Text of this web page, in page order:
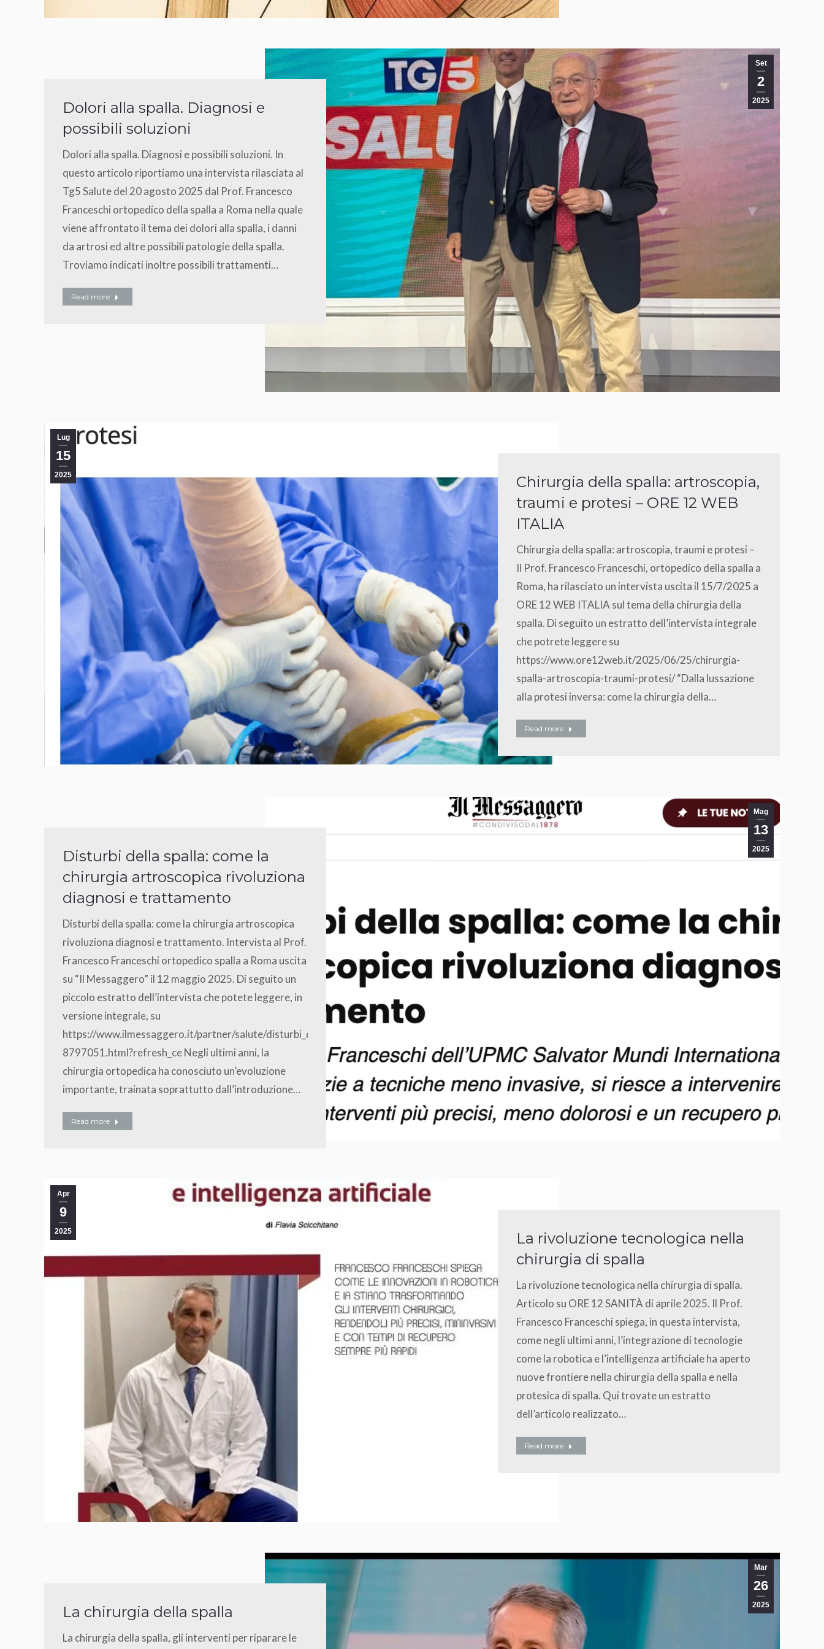
Set
2
2025
Dolori alla spalla. Diagnosi e
possibili soluzioni
Dolori alla spalla. Diagnosi e possibili soluzioni. In
questo articolo riportiamo una intervista rilasciata al
Tg5 Salute del 20 agosto 2025 dal Prof. Francesco
Franceschi ortopedico della spalla a Roma nella quale
viene affrontato il tema dei dolori alla spalla, i danni
da artrosi ed altre possibili patologie della spalla.
Troviamo indicati inoltre possibili trattamenti…
Read more
Lug
15
2025
Chirurgia della spalla: artroscopia,
traumi e protesi – ORE 12 WEB
ITALIA
Chirurgia della spalla: artroscopia, traumi e protesi –
Il Prof. Francesco Franceschi, ortopedico della spalla a
Roma, ha rilasciato un intervista uscita il 15/7/2025 a
ORE 12 WEB ITALIA sul tema della chirurgia della
spalla. Di seguito un estratto dell’intervista integrale
che potrete leggere su
https://www.ore12web.it/2025/06/25/chirurgia-
spalla-artroscopia-traumi-protesi/ “Dalla lussazione
alla protesi inversa: come la chirurgia della…
Read more
Mag
13
2025
Disturbi della spalla: come la
chirurgia artroscopica rivoluziona
diagnosi e trattamento
Disturbi della spalla: come la chirurgia artroscopica
rivoluziona diagnosi e trattamento. Intervista al Prof.
Francesco Franceschi ortopedico spalla a Roma uscita
su “Il Messaggero” il 12 maggio 2025. Di seguito un
piccolo estratto dell’intervista che potete leggere, in
versione integrale, su
https://www.ilmessaggero.it/partner/salute/disturbi_della_spalla_come_la_chirurgia_artroscopica_rivoluziona_diagnosi_e_trattamento-
8797051.html?refresh_ce Negli ultimi anni, la
chirurgia ortopedica ha conosciuto un’evoluzione
importante, trainata soprattutto dall’introduzione…
Read more
Apr
9
2025
La rivoluzione tecnologica nella
chirurgia di spalla
La rivoluzione tecnologica nella chirurgia di spalla.
Articolo su ORE 12 SANITÀ di aprile 2025. Il Prof.
Francesco Franceschi spiega, in questa intervista,
come negli ultimi anni, l’integrazione di tecnologie
come la robotica e l’intelligenza artificiale ha aperto
nuove frontiere nella chirurgia della spalla e nella
protesica di spalla. Qui trovate un estratto
dell’articolo realizzato…
Read more
Mar
26
2025
La chirurgia della spalla
La chirurgia della spalla, gli interventi per riparare le